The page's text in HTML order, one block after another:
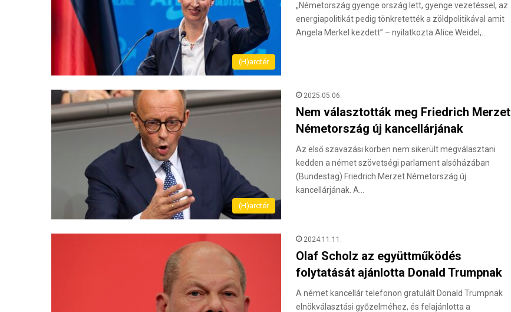
(H)arctér
„Németország gyenge ország lett, gyenge vezetéssel, az
energiapolitikát pedig tönkretették a zöldpolitikával amit
Angela Merkel kezdett” – nyilatkozta Alice Weidel,…
(H)arctér
2025.05.06.
Nem választották meg Friedrich Merzet
Németország új kancellárjának
Az első szavazási körben nem sikerült megválasztani
kedden a német szövetségi parlament alsóházában
(Bundestag) Friedrich Merzet Németország új
kancellárjának. A…
2024.11.11.
Olaf Scholz az együttműködés
folytatását ajánlotta Donald Trumpnak
A német kancellár telefonon gratulált Donald Trumpnak
elnökválasztási győzelméhez, és felajánlotta a